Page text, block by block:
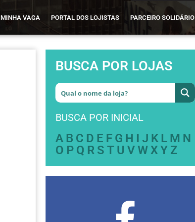
MINHA VAGA PORTAL DOS LOJISTAS PARCEIRO SOLIDÁRIO
BUSCA POR LOJAS
BUSCA POR INICIAL
A B C D E F G H I J K L M N
O P Q R S T U V WXY Z